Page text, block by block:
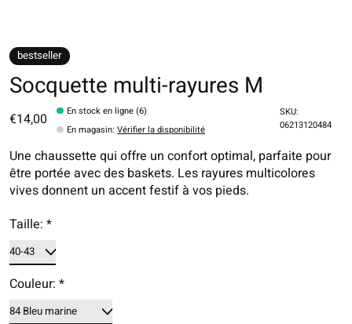
bestseller
Socquette multi-rayures M
€14,00
En stock en ligne (6)
En magasin:Vérifier la disponibilité
SKU:
06213120484
Une chaussette qui offre un confort optimal, parfaite pour
être portée avec des baskets. Les rayures multicolores
vives donnent un accent festif à vos pieds.
Taille: *
Couleur: *